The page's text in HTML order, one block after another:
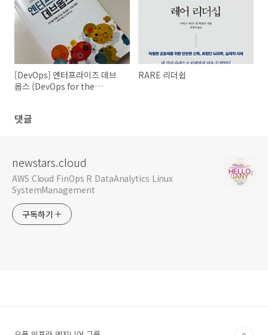
[DevOps] 엔터프라이즈 데브
옵스 (DevOps for the
RARE 리더쉽
댓글
newstars.cloud
AWS Cloud FinOps R DataAnalytics Linux
SystemManagement
구독하기